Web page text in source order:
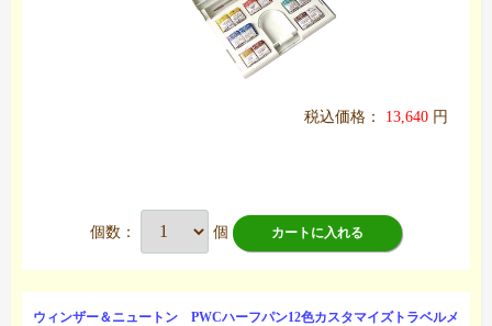
税込価格： 13,640 円
個数： 個 カートに入れる
ウィンザー＆ニュートン PWCハーフパン12色カスタマイズトラベルメ